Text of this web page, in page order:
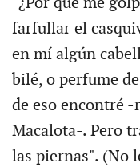
farfullar el
en mí algún
bilé, o perfume
de eso encontré
Macalota-. Pero
las piernas". (No